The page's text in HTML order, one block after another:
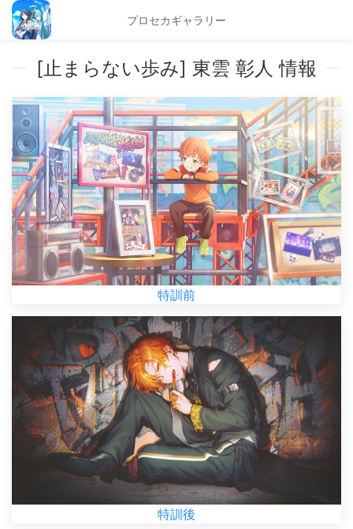
プロセカギャラリー
[止まらない歩み] 東雲 彰人 情報
特訓前
特訓後